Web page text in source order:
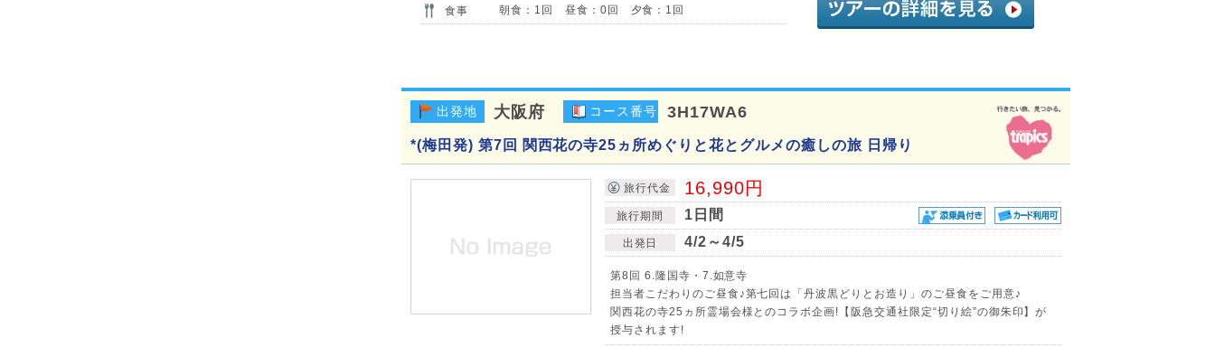
食事 朝食：1回 昼食：0回 夕食：1回
出発地 大阪府 コース番号 3H17WA6
*(梅田発) 第7回 関西花の寺25ヵ所めぐりと花とグルメの癒しの旅 日帰り
旅行代金 16,990円
旅行期間 1日間
出発日 4/2～4/5
第8回 6.隆国寺・7.如意寺
担当者こだわりのご昼食♪第七回は「丹波黒どりとお造り」のご昼食をご用意♪
関西花の寺25ヵ所霊場会様とのコラボ企画!【阪急交通社限定“切り絵”の御朱印】が
授与されます!